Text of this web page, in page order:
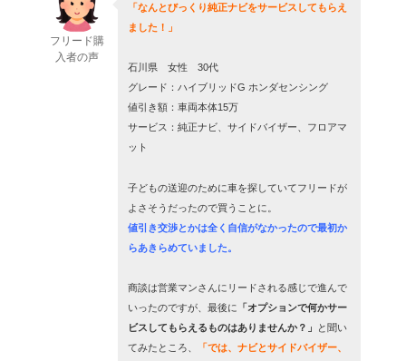
フリード購
入者の声
「なんとびっくり純正ナビをサービスしてもらえ
ました！」
石川県 女性 30代
グレード：ハイブリッドG ホンダセンシング
値引き額：車両本体15万
サービス：純正ナビ、サイドバイザー、フロアマ
ット
子どもの送迎のために車を探していてフリードが
よさそうだったので買うことに。
値引き交渉とかは全く自信がなかったので最初か
らあきらめていました。
商談は営業マンさんにリードされる感じで進んで
いったのですが、最後に 「オプションで何かサー
ビスしてもらえるものはありませんか？」
と聞い
てみたところ、
「では、ナビとサイドバイザー、